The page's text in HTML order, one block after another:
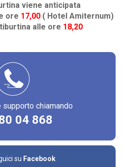
viene anticipata
ore 17,00 ( Hotel Amiternum)
alle ore 18,20
supporto chiamando
04 868
su Facebook